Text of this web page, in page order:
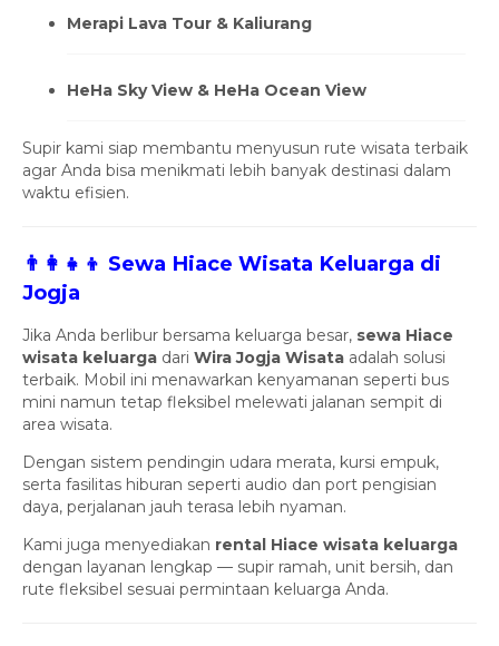
Merapi Lava Tour & Kaliurang
HeHa Sky View & HeHa Ocean View
Supir kami siap membantu menyusun rute wisata terbaik
agar Anda bisa menikmati lebih banyak destinasi dalam
waktu efisien.
👨‍👩‍👧‍👦 Sewa Hiace Wisata Keluarga di
Jogja
Jika Anda berlibur bersama keluarga besar, sewa Hiace
wisata keluarga dari Wira Jogja Wisata adalah solusi
terbaik. Mobil ini menawarkan kenyamanan seperti bus
mini namun tetap fleksibel melewati jalanan sempit di
area wisata.
Dengan sistem pendingin udara merata, kursi empuk,
serta fasilitas hiburan seperti audio dan port pengisian
daya, perjalanan jauh terasa lebih nyaman.
Kami juga menyediakan rental Hiace wisata keluarga
dengan layanan lengkap — supir ramah, unit bersih, dan
rute fleksibel sesuai permintaan keluarga Anda.